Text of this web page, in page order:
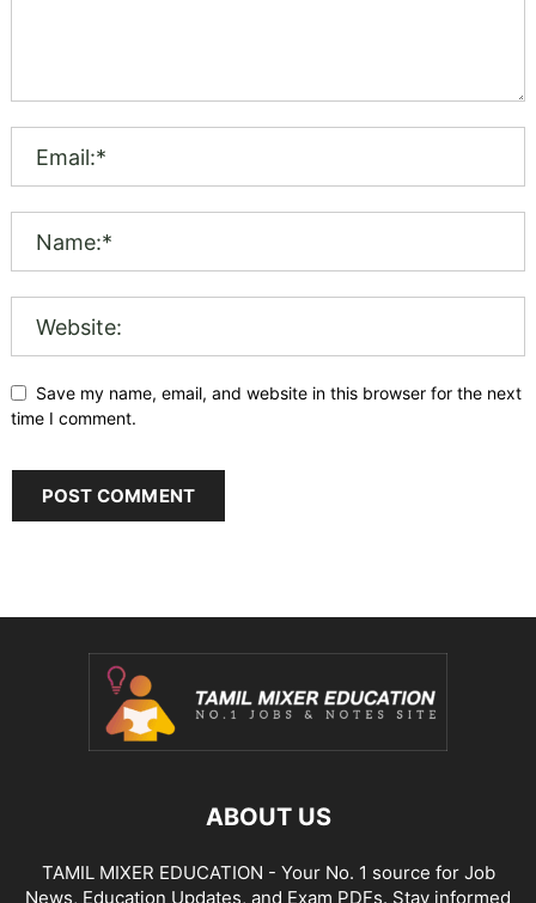
Save my name, email, and website in this browser for the next
time I comment.
ABOUT US
TAMIL MIXER EDUCATION - Your No. 1 source for Job
News, Education Updates, and Exam PDFs. Stay informed